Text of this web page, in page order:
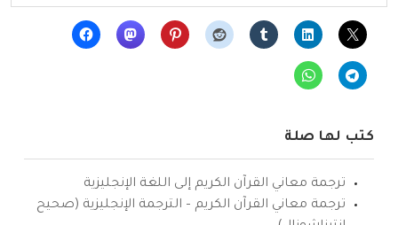
كتب لها صلة
ترجمة معاني القرآن الكريم إلى اللغة الإنجليزية
ترجمة معاني القرآن الكريم – الترجمة الإنجليزية (صحيح